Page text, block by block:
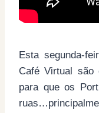
Esta segunda-
Café Virtual
para que os